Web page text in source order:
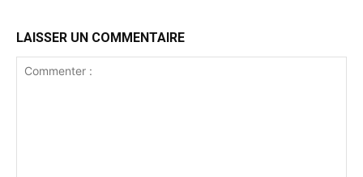
LAISSER UN COMMENTAIRE